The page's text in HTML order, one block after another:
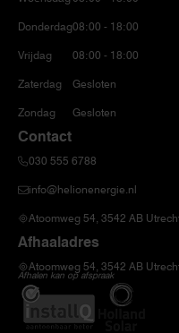
Donderdag
Vrijdag
Zaterdag
Zondag
08:00 - 18:00
08:00 - 18:00
Gesloten
Gesloten
Contact
030 555 6788
info@helionenergie.nl
Atoomweg 54, 3542 AB
Afhaaladres
Atoomweg 54, 3542 AB
Afhalen kan op afspraak